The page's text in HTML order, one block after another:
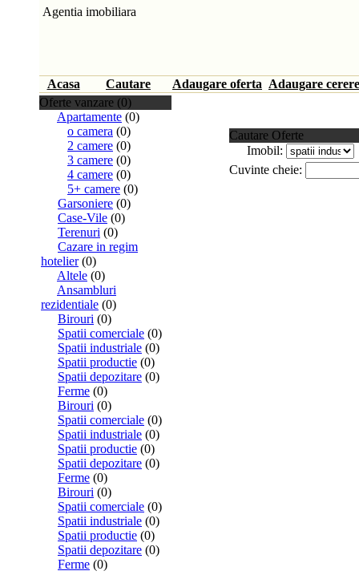
Agentia imobiliara
Acasa Cautare Adaugare oferta Adaugare cerere
Oferte vanzare (0)
Apartamente (0)
o camera (0)
2 camere (0)
3 camere (0)
4 camere (0)
5+ camere (0)
Garsoniere (0)
Case-Vile (0)
Terenuri (0)
Cazare in regim
hotelier(0)
Altele (0)
Ansambluri
rezidentiale (0)
Birouri (0)
Spatii comerciale (0)
Spatii industriale (0)
Spatii productie (0)
Spatii depozitare (0)
Ferme (0)
Birouri (0)
Spatii comerciale (0)
Spatii industriale (0)
Spatii productie (0)
Spatii depozitare (0)
Ferme (0)
Birouri (0)
Spatii comerciale (0)
Spatii industriale (0)
Spatii productie (0)
Spatii depozitare (0)
Ferme (0)
Cautare Oferte
Imobil:
Cuvinte cheie: